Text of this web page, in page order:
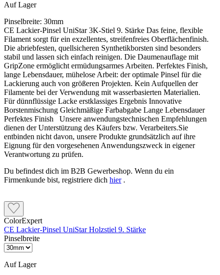
Auf Lager
Pinselbreite: 30mm
CE Lackier-Pinsel UniStar 3K-Stiel 9. Stärke Das feine, flexible
Filament sorgt für ein exzellentes, streifenfreies Oberflächenfinish.
Die abriebfesten, quellsicheren Synthetikborsten sind besonders
stabil und lassen sich einfach reinigen. Die Daumenauflage mit
GripZone ermöglicht ermüdungsarmes Arbeiten. Perfektes Finish,
lange Lebensdauer, mühelose Arbeit: der optimale Pinsel für die
Lackierung auch von größeren Projekten. Kein Aufquellen der
Filamente bei der Verwendung mit wasserbasierten Materialien.
Für dünnflüssige Lacke erstklassiges Ergebnis Innovative
Borstenmischung Gleichmäßige Farbabgabe Lange Lebensdauer
Perfektes Finish Unsere anwendungstechnischen Empfehlungen
dienen der Unterstützung des Käufers bzw. Verarbeiters.Sie
entbinden nicht davon, unsere Produkte grundsätzlich auf ihre
Eignung für den vorgesehenen Anwendungszweck in eigener
Verantwortung zu prüfen.
Du befindest dich im B2B Gewerbeshop. Wenn du ein
Firmenkunde bist, registriere dich hier.
ColorExpert
CE Lackier-Pinsel UniStar Holzstiel 9. Stärke
Pinselbreite
Auf Lager